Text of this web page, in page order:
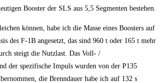
Booster der SLS aus 5,5 Segmenten bestehen.
können, habe ich die Masse eines Boosters auf
des F-1B angesetzt, das sind 960 t oder 165 t mehr
steigt die Nutzlast. Das Voll- /
der spezifische Impuls wurden von der P135
die Brenndauer habe ich auf 132 s